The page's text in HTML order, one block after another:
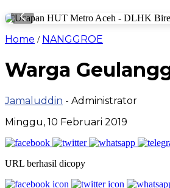
Home / NANGGROE
Warga
Jamaluddin - Administrator
Minggu, 10 Februari 2019
URL berhasil dicopy